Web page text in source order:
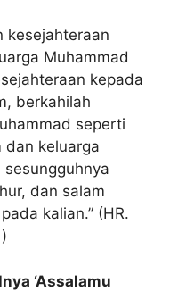
kesejahteraan
Muhammad
kepada
berkahilah
seperti
dan keluarga
dan salam
kalian.” (HR.
‘Assalamu